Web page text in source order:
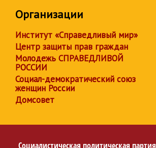
Организации
Институт «Справедливый мир»
Центр защиты прав граждан
Молодежь СПРАВЕДЛИВОЙ
РОССИИ
Социал-демократический союз
женщин России
Домсовет
Социалистическая политическая партия